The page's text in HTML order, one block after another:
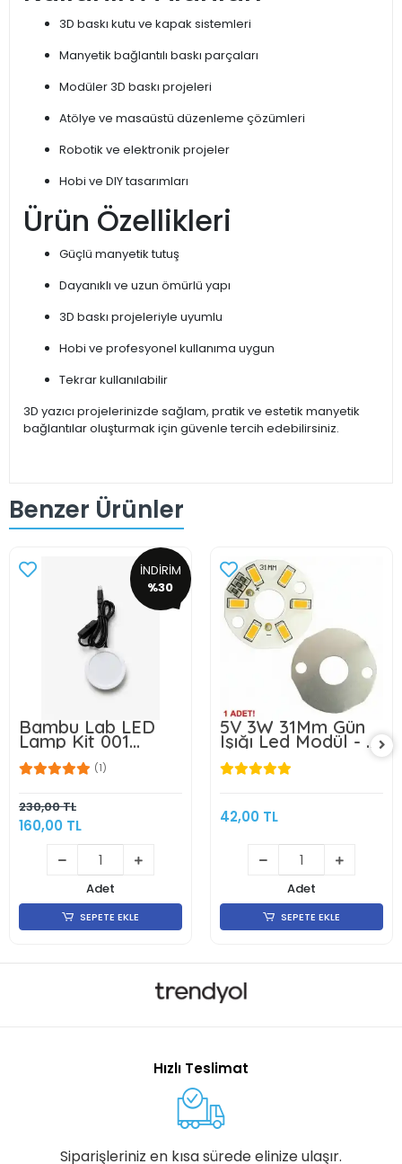
3D baskı kutu ve kapak sistemleri
Manyetik bağlantılı baskı parçaları
Modüler 3D baskı projeleri
Atölye ve masaüstü düzenleme çözümleri
Robotik ve elektronik projeler
Hobi ve DIY tasarımları
Ürün Özellikleri
Güçlü manyetik tutuş
Dayanıklı ve uzun ömürlü yapı
3D baskı projeleriyle uyumlu
Hobi ve profesyonel kullanıma uygun
Tekrar kullanılabilir
3D yazıcı projelerinizde sağlam, pratik ve estetik manyetik
bağlantılar oluşturmak için güvenle tercih edebilirsiniz.
Benzer Ürünler
İNDİRİM
%30
Bambu Lab LED
Lamp Kit 001
Uyumlu 3D Baskı
LED Lamba Kiti 5v
6Ledli
(1)
230,00 TL
160,00 TL
Adet
SEPETE EKLE
5V 3W 31Mm Gün
Işığı Led Modül - 1
ADET
42,00 TL
Adet
SEPETE EKLE
Hızlı Teslimat
Siparişleriniz en kısa sürede elinize ulaşır.